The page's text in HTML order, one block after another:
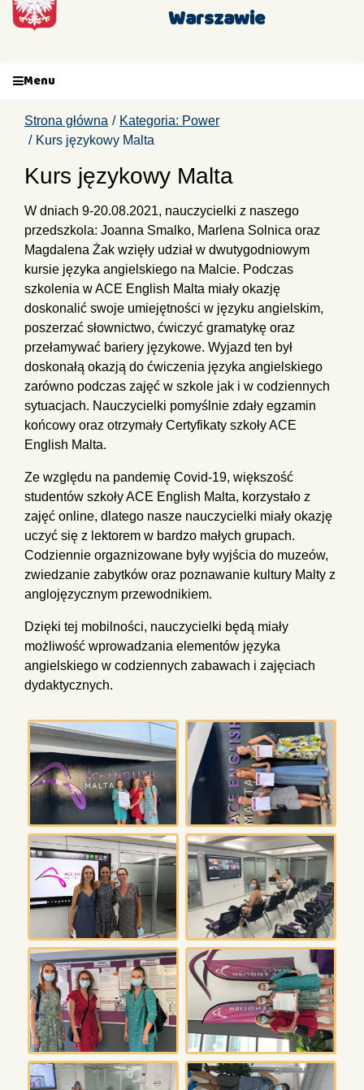
Warszawie
Menu
Strona główna
Kategoria: Power
Kurs językowy Malta
Kurs językowy Malta
W dniach 9-20.08.2021, nauczycielki z naszego
przedszkola: Joanna Smalko, Marlena Solnica oraz
Magdalena Żak wzięły udział w dwutygodniowym
kursie języka angielskiego na Malcie. Podczas
szkolenia w ACE English Malta miały okazję
doskonalić swoje umiejętności w języku angielskim,
poszerzać słownictwo, ćwiczyć gramatykę oraz
przełamywać bariery językowe. Wyjazd ten był
doskonałą okazją do ćwiczenia języka angielskiego
zarówno podczas zajęć w szkole jak i w codziennych
sytuacjach. Nauczycielki pomyślnie zdały egzamin
końcowy oraz otrzymały Certyfikaty szkoły ACE
English Malta.
Ze względu na pandemię Covid-19, większość
studentów szkoły ACE English Malta, korzystało z
zajęć online, dlatego nasze nauczycielki miały okazję
uczyć się z lektorem w bardzo małych grupach.
Codziennie orgaznizowane były wyjścia do muzeów,
zwiedzanie zabytków oraz poznawanie kultury Malty z
anglojęzycznym przewodnikiem.
Dzięki tej mobilności, nauczycielki będą miały
możliwość wprowadzania elementów języka
angielskiego w codziennych zabawach i zajęciach
dydaktycznych.